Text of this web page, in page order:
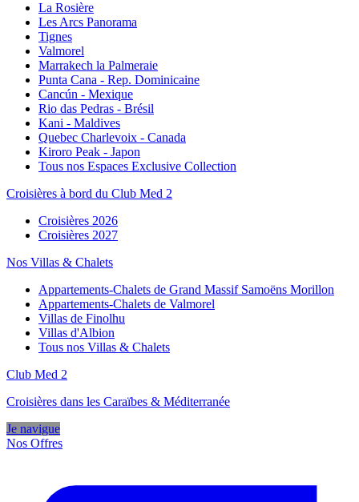
La Rosière
Les Arcs Panorama
Tignes
Valmorel
Marrakech la Palmeraie
Punta Cana - Rep. Dominicaine
Cancún - Mexique
Rio das Pedras - Brésil
Kani - Maldives
Quebec Charlevoix - Canada
Kiroro Peak - Japon
Tous nos Espaces Exclusive Collection
Croisières à bord du Club Med 2
Croisières 2026
Croisières 2027
Nos Villas & Chalets
Appartements-Chalets de Grand Massif Samoëns Morillon
Appartements-Chalets de Valmorel
Villas de Finolhu
Villas d'Albion
Tous nos Villas & Chalets
Club Med 2
Croisières dans les Caraïbes & Méditerranée
Je navigue
Nos Offres